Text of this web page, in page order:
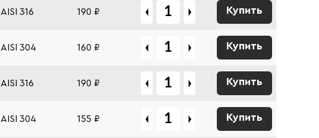
AISI 316 190 ₽ Купить
AISI 304 160 ₽ Купить
AISI 316 190 ₽ Купить
AISI 304 155 ₽ Купить